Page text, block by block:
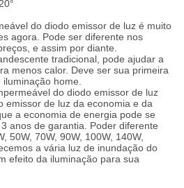
do diodo emissor de luz é muito
agora. Pode ser diferente nos
e assim por diante.
tradicional, pode ajudar a
menos calor. Deve ser sua primeira
home.
do diodo emissor de luz
emissor de luz da economia e da
a economia de energia pode se
anos de garantia. Poder diferente
50W, 70W, 90W, 100W, 140W,
a vária luz de inundação do
efeito da iluminação para sua